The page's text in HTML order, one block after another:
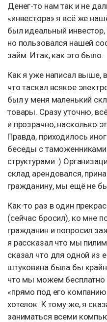
Денег-то нам так и не
«инвестора» я всё же
был идеальный инвестор,
но пользовался нашей
займ. Итак, как это было.
Как я уже написал выше,
что таскал всякое
был у меня маленький
товары. Сразу уточню,
и прозрачно, насколько
Правда, приходилось
беседы с
структурами :)
склад арендовался,
гражданину, мы ещё не
Как-то раз в один
(сейчас бросил), ко мне
гражданин и попросил
я рассказал что мы
сказал что для одной из
штуковина была бы
что мы можем бесплатно
«прямо под его
хотелок. К тому же, я
заниматься всеми